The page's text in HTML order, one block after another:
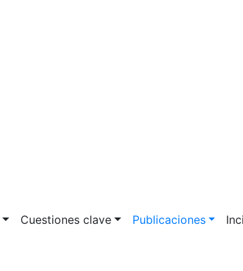
Cuestiones clave Publicaciones